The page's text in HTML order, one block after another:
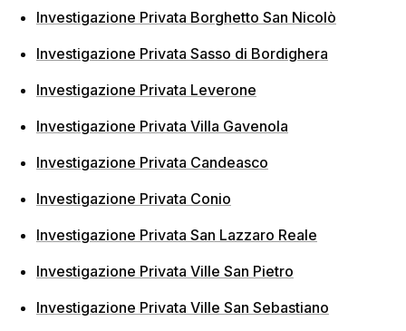
Investigazione Privata Borghetto San Nicolò
Investigazione Privata Sasso di Bordighera
Investigazione Privata Leverone
Investigazione Privata Villa Gavenola
Investigazione Privata Candeasco
Investigazione Privata Conio
Investigazione Privata San Lazzaro Reale
Investigazione Privata Ville San Pietro
Investigazione Privata Ville San Sebastiano